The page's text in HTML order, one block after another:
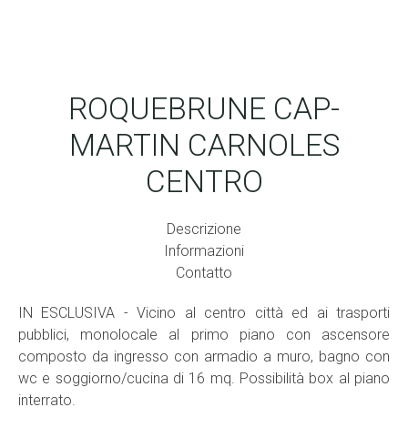
ROQUEBRUNE CAP-
MARTIN CARNOLES
CENTRO
Descrizione
Informazioni
Contatto
IN ESCLUSIVA - Vicino al centro città ed ai trasporti
pubblici, monolocale al primo piano con ascensore
composto da ingresso con armadio a muro, bagno con
wc e soggiorno/cucina di 16 mq. Possibilità box al piano
interrato.